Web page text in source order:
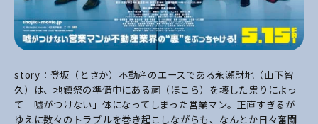
story：登坂（とさか）不動産のエースである永瀬財地（山下智
久）は、地鎮祭の準備中にある祠（ほこら）を壊した祟りによっ
て「嘘がつけない」体になってしまった営業マン。正直すぎるが
ゆえに数々のトラブルを巻き起こしながらも、なんとか日々奮闘